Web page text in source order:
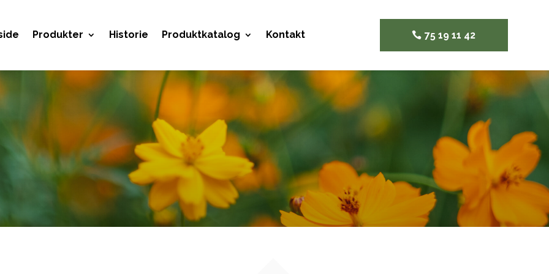
Produkter Historie Produktkatalog Kontakt 75 19 11 42